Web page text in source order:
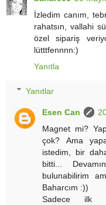
İzledim canım,
rahatsın, vallahi
özel sipariş
lütttfennnn:)
Yanıtla
Yanıtlar
Esen Can
Magnet mi?
çok? Ama
istedim, bir
bitti...
bulunabilirim
Baharcım :))
Sadece ilk